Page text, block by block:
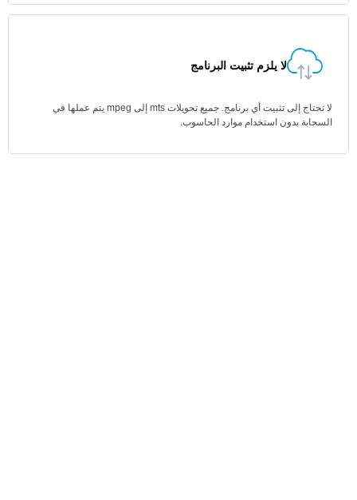
لا يلزم تثبيت البرنامج
لا تحتاج إلى تثبيت أي برنامج. جميع تحويلات mts إلى mpeg يتم عملها في
السحابة بدون استخدام موارد الحاسوب.